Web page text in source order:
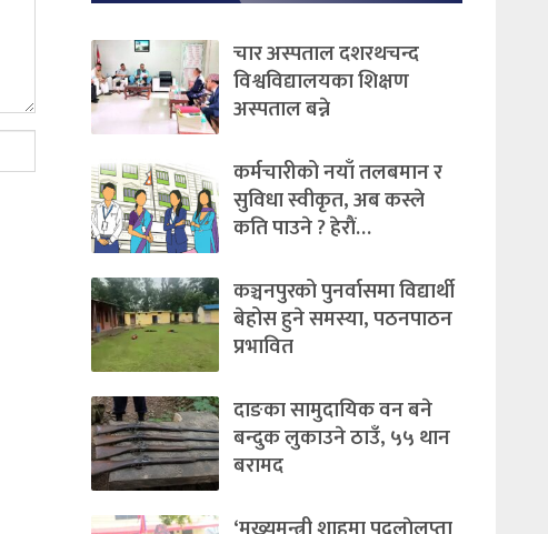
चार अस्पताल दशरथचन्द
विश्वविद्यालयका शिक्षण
अस्पताल बन्ने
कर्मचारीको नयाँ तलबमान र
सुविधा स्वीकृत, अब कस्ले
कति पाउने ? हेराैं…
कञ्चनपुरको पुनर्वासमा विद्यार्थी
बेहोस हुने समस्या, पठनपाठन
प्रभावित
दाङका सामुदायिक वन बने
बन्दुक लुकाउने ठाउँ, ५५ थान
बरामद